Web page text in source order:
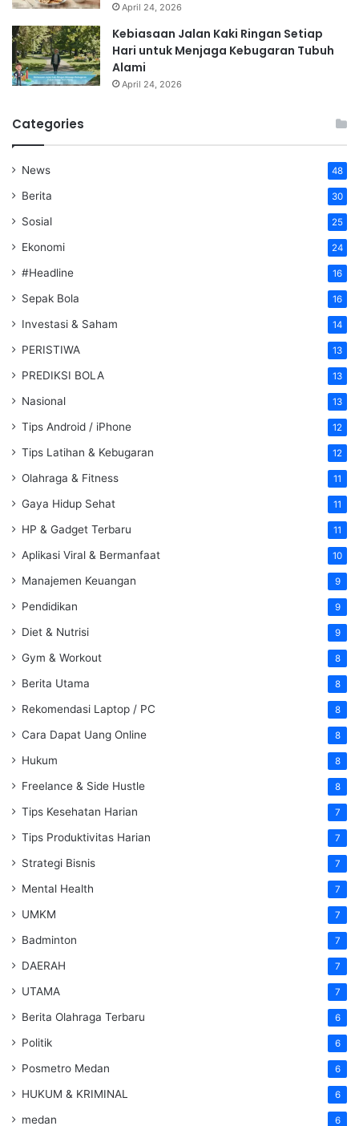
April 24, 2026
Kebiasaan Jalan Kaki Ringan Setiap
Hari untuk Menjaga Kebugaran Tubuh
Alami
April 24, 2026
Categories
News 48
Berita 30
Sosial 25
Ekonomi 24
#Headline 16
Sepak Bola 16
Investasi & Saham 14
PERISTIWA 13
PREDIKSI BOLA 13
Nasional 13
Tips Android / iPhone 12
Tips Latihan & Kebugaran 12
Olahraga & Fitness 11
Gaya Hidup Sehat 11
HP & Gadget Terbaru 11
Aplikasi Viral & Bermanfaat 10
Manajemen Keuangan 9
Pendidikan 9
Diet & Nutrisi 9
Gym & Workout 8
Berita Utama 8
Rekomendasi Laptop / PC 8
Cara Dapat Uang Online 8
Hukum 8
Freelance & Side Hustle 8
Tips Kesehatan Harian 7
Tips Produktivitas Harian 7
Strategi Bisnis 7
Mental Health 7
UMKM 7
Badminton 7
DAERAH 7
UTAMA 7
Berita Olahraga Terbaru 6
Politik 6
Posmetro Medan 6
HUKUM & KRIMINAL 6
medan 6